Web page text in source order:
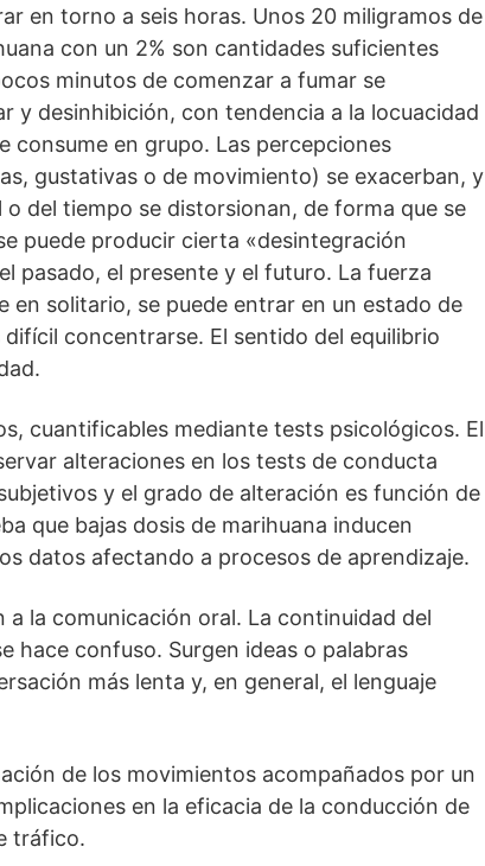
en torno a seis horas. Unos 20 miligramos de
con un 2% son cantidades suficientes
minutos de comenzar a fumar se
y desinhibición, con tendencia a la locuacidad
consume en grupo. Las percepciones
gustativas o de movimiento) se exacerban, y
del tiempo se distorsionan, de forma que se
puede producir cierta «desintegración
pasado, el presente y el futuro. La fuerza
en solitario, se puede entrar en un estado de
concentrarse. El sentido del equilibrio
cuantificables mediante tests psicológicos. El
alteraciones en los tests de conducta
y el grado de alteración es función de
que bajas dosis de marihuana inducen
datos afectando a procesos de aprendizaje.
la comunicación oral. La continuidad del
hace confuso. Surgen ideas o palabras
más lenta y, en general, el lenguaje
de los movimientos acompañados por un
en la eficacia de la conducción de
tráfico.